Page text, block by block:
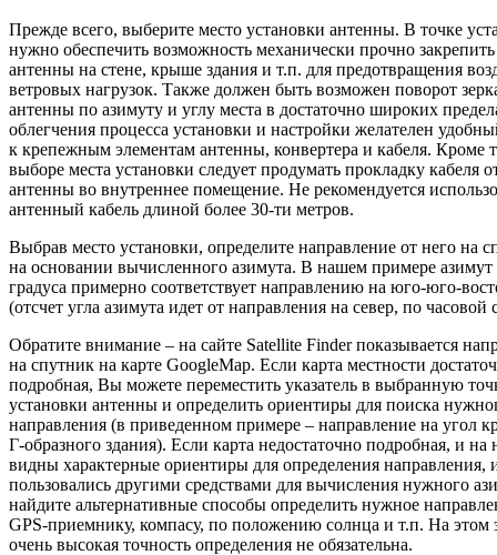
Прежде всего, выберите место установки антенны. В точке
нужно обеспечить возможность механически прочно
антенны на стене, крыше здания и т.п. для предотвращения
ветровых нагрузок. Также должен быть возможен поворот
антенны по азимуту и углу места в достаточно широких
облегчения процесса установки и настройки желателен
к крепежным элементам антенны, конвертера и кабеля. Кроме
выборе места установки следует продумать прокладку кабеля
антенны во внутреннее помещение. Не рекомендуется
антенный кабель длиной более 30-ти метров.
Выбрав место установки, определите направление от него на
на основании вычисленного азимута. В нашем примере азимут
градуса примерно соответствует направлению на юго-юго-
(отсчет угла азимута идет от направления на север, по часовой
Обратите внимание – на сайте Satellite Finder показывается
на спутник на карте GoogleMap. Если карта местности
подробная, Вы можете переместить указатель в выбранную
установки антенны и определить ориентиры для поиска
направления (в приведенном примере – направление на угол
Г-образного здания). Если карта недостаточно подробная, и на
видны характерные ориентиры для определения
пользовались другими средствами для вычисления нужного
найдите альтернативные способы определить нужное
GPS-приемнику, компасу, по положению солнца и т.п. На этом
очень высокая точность определения не обязательна.